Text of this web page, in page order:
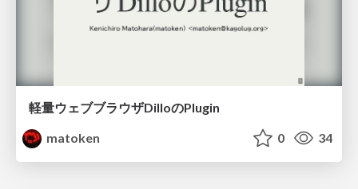
軽量ウェブブラウザDilloのPlugin
matoken
0 34